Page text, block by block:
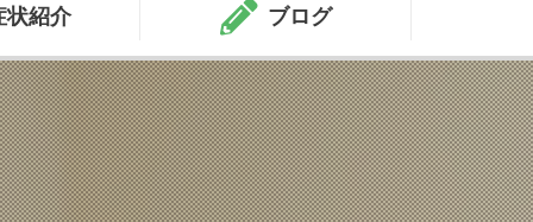
● ● ●
耳鼻科
受付時間 月 火 水 木 金
土
09:00 - 11:45
● ● ● ● ●
12:45まで
15:00 - 17:45
● ● - ● ● -
状紹介 ブログ